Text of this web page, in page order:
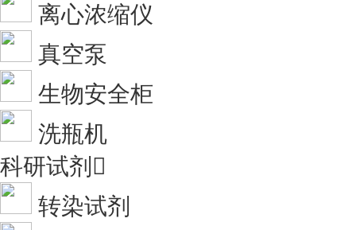
离心浓缩仪
真空泵
生物安全柜
洗瓶机
科研试剂 
转染试剂